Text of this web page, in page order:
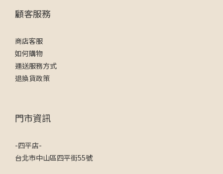
顧客服務
商店客服
如何購物
運送服務方式
退換貨政策
門市資訊
-四平店-
台北市中山區四平街55號